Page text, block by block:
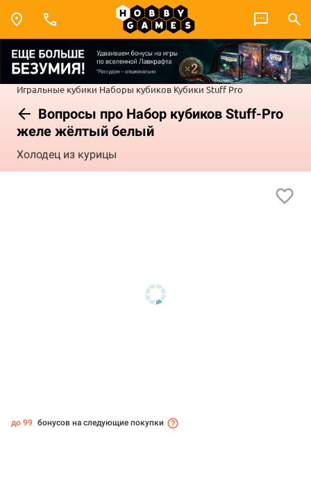
Игральные кубики Наборы кубиков Кубики Stuff Pro
Вопросы про Набор кубиков Stuff-Pro
желе жёлтый белый
Холодец из курицы
до 99 бонусов на следующие покупки